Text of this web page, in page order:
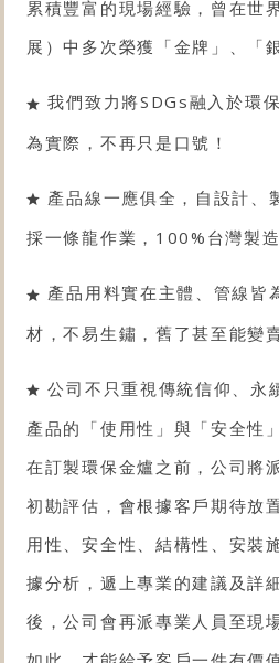
累積豐富的現場經驗，曾在世
展）中多次榮獲「金牌」、「
我們致力將SDGs融入於環
為實際，不再只是口號！
產品線一應俱全，自設計、
採一條龍作業，100%台灣製造
產品用料實在主體、管線
材，不易生鏽，舊了甚至能變
公司不只重視傳統信仰、永
產品的「使用性」與「安全性
在訂製環保金爐之前，公司將
初勘評估，會根據客戶期待放
用性、安全性、結構性、安裝
據分析，遞上專業的建議及詳
後，公司會再派專業人員至現